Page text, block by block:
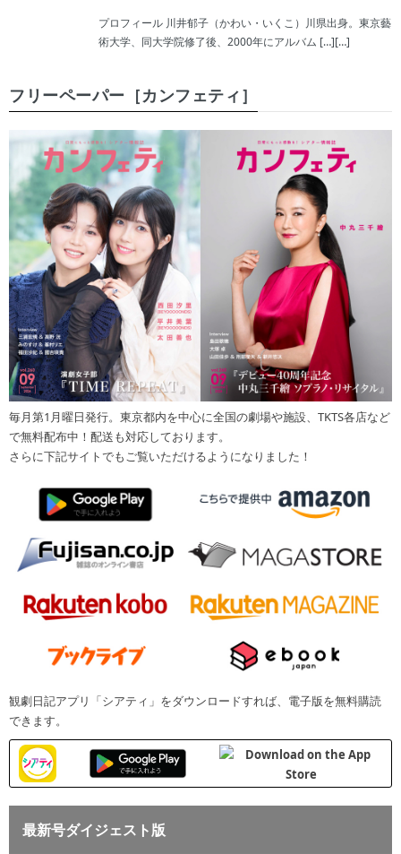
プロフィール 川井郁子（かわい・いくこ）川県出身。東京藝
術大学、同大学院修了後、2000年にアルバム […][…]
フリーペーパー［カンフェティ］
毎月第1月曜日発行。東京都内を中心に全国の劇場や施設、TKTS各店など
で無料配布中！配送も対応しております。
さらに下記サイトでもご覧いただけるようになりました！
観劇日記アプリ「シアティ」をダウンロードすれば、電子版を無料購読
できます。
最新号ダイジェスト版